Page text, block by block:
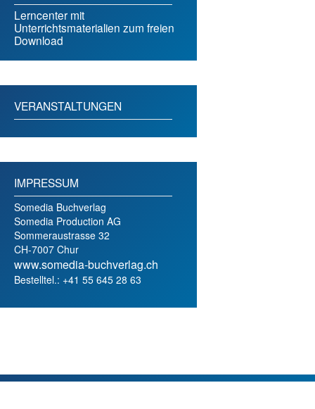
Lerncenter mit
Unterrichtsmaterialien zum freien
Download
VERANSTALTUNGEN
IMPRESSUM
Somedia Buchverlag
Somedia Production AG
Sommeraustrasse 32
CH-7007 Chur
www.somedia-buchverlag.ch
Bestelltel.: +41 55 645 28 63